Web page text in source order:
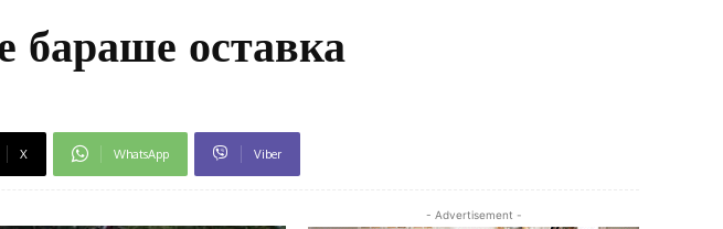
бараше оставка
X WhatsApp Viber
- Advertisement -